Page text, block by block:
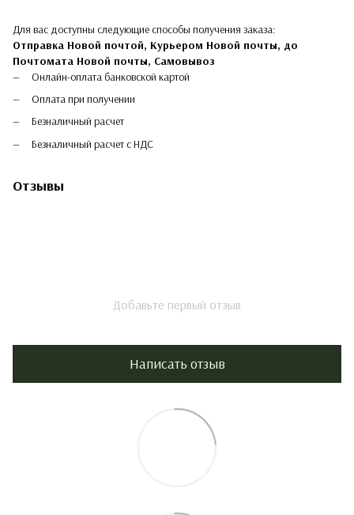
Для вас доступны следующие способы получения заказа:
Отправка Новой почтой, Курьером Новой почты, до
Почтомата Новой почты, Самовывоз
Онлайн-оплата банковской картой
Оплата при получении
Безналичный расчет
Безналичный расчет с НДС
Отзывы
Добавьте первый отзыв
Написать отзыв